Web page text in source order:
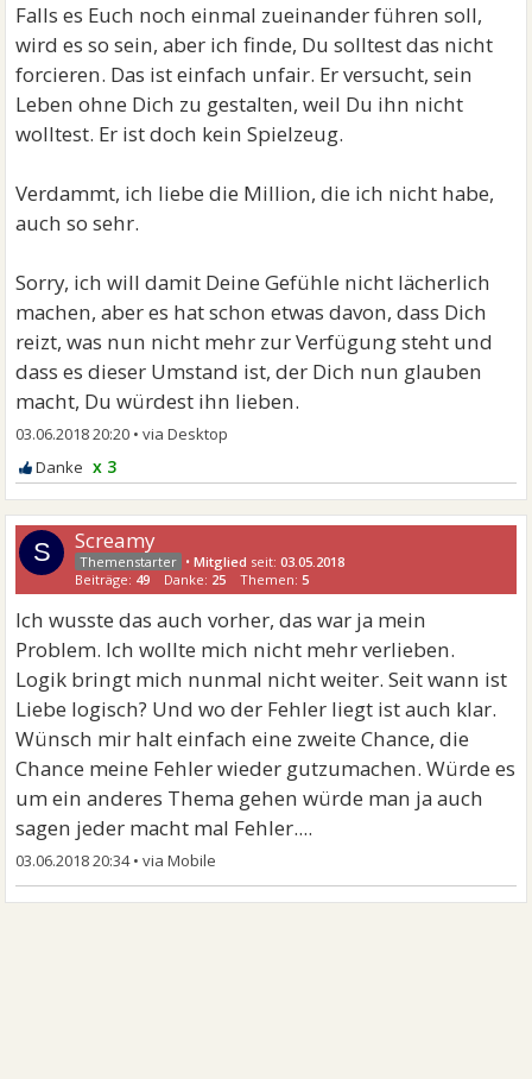
Falls es Euch noch einmal zueinander führen soll,
wird es so sein, aber ich finde, Du solltest das nicht
forcieren. Das ist einfach unfair. Er versucht, sein
Leben ohne Dich zu gestalten, weil Du ihn nicht
wolltest. Er ist doch kein Spielzeug.
Verdammt, ich liebe die Million, die ich nicht habe,
auch so sehr.
Sorry, ich will damit Deine Gefühle nicht lächerlich
machen, aber es hat schon etwas davon, dass Dich
reizt, was nun nicht mehr zur Verfügung steht und
dass es dieser Umstand ist, der Dich nun glauben
macht, Du würdest ihn lieben.
03.06.2018 20:20 •
x 3
S Screamy
•Mitglied seit:03.05.2018
Beiträge: 49 Danke: 25 Themen:5
Ich wusste das auch vorher, das war ja mein
Problem. Ich wollte mich nicht mehr verlieben.
Logik bringt mich nunmal nicht weiter. Seit wann ist
Liebe logisch? Und wo der Fehler liegt ist auch klar.
Wünsch mir halt einfach eine zweite Chance, die
Chance meine Fehler wieder gutzumachen. Würde es
um ein anderes Thema gehen würde man ja auch
sagen jeder macht mal Fehler....
03.06.2018 20:34•